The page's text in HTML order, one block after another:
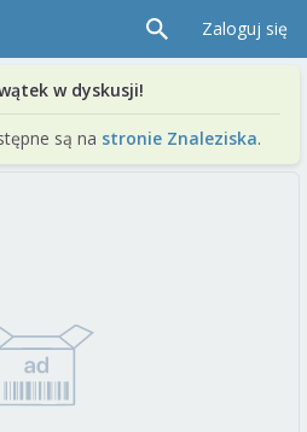
Zaloguj się
w dyskusji!
są na stronie Znaleziska.